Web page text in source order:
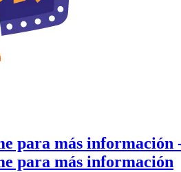
para más información
para más información